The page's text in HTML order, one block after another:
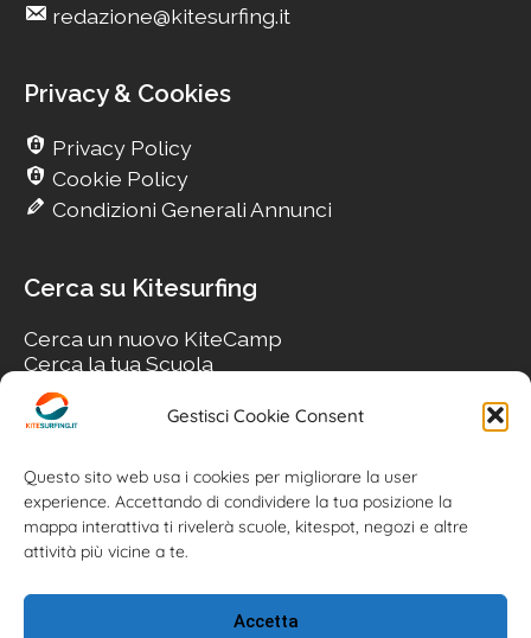
Gestisci Cookie Consent
Questo sito web usa i cookies per migliorare la user
experience. Accettando di condividere la tua posizione la
mappa interattiva ti rivelerà scuole, kitespot, negozi e altre
attività più vicine a te.
Accetta
redazione@kitesurfing.it
Privacy & Cookies
Privacy Policy
Cookie Policy
Condizioni Generali Annunci
Cerca su Kitesurfing
Cerca un nuovo KiteCamp
Cerca la tua Scuola
Cerca il tuo KiteSpot
Cerca Accommodation